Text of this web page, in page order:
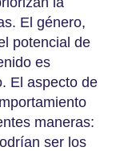
El género,
potencial de
es
El aspecto de
maneras:
ser los